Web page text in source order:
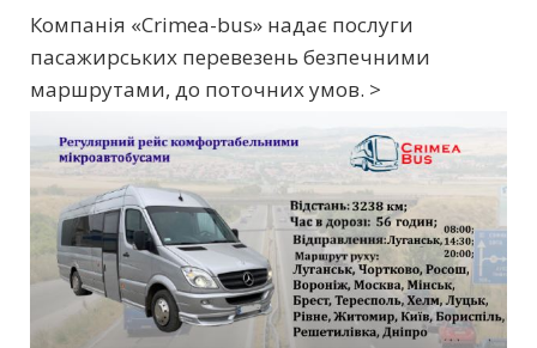
Компанія «Crimea-bus» надає послуги
пасажирських перевезень безпечними
маршрутами, до поточних умов. >